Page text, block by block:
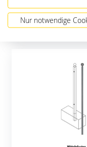
Typ
Nur notwendige